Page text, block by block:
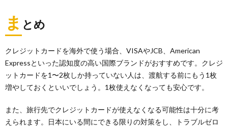
ま とめ
クレジットカードを海外で使う場合、VISAやJCB、American
Expressといった認知度の高い国際ブランドがおすすめです。クレジ
ットカードを1〜2枚しか持っていない人は、渡航する前にもう1枚
増やしておくといいでしょう。1枚使えなくなっても安心です。
また、旅行先でクレジットカードが使えなくなる可能性は十分に考
えられます。日本にいる間にできる限りの対策をし、トラブルゼロ